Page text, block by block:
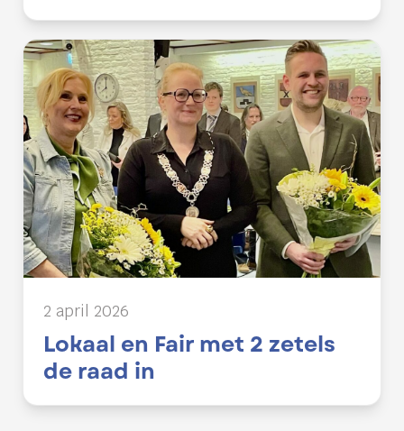
2 april 2026
Lokaal en Fair met 2 zetels
de raad in